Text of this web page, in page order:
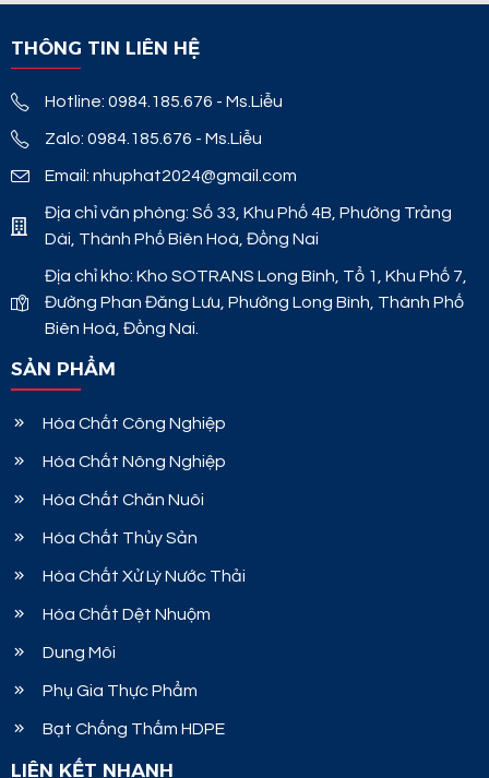
THÔNG TIN LIÊN HỆ
Hotline: 0984.185.676 - Ms.Liễu
Zalo: 0984.185.676 - Ms.Liễu
Email: nhuphat2024@gmail.com
Địa chỉ văn phòng: Số 33, Khu Phố 4B, Phường Trảng
Dài, Thành Phố Biên Hoà, Đồng Nai
Địa chỉ kho: Kho SOTRANS Long Bình, Tổ 1, Khu Phố 7,
Đường Phan Đăng Lưu, Phường Long Bình, Thành Phố
Biên Hoà, Đồng Nai.
SẢN PHẨM
Hóa Chất Công Nghiệp
Hóa Chất Nông Nghiệp
Hóa Chất Chăn Nuôi
Hóa Chất Thủy Sản
Hóa Chất Xử Lý Nước Thải
Hóa Chất Dệt Nhuộm
Dung Môi
Phụ Gia Thực Phẩm
Bạt Chống Thấm HDPE
LIÊN KẾT NHANH